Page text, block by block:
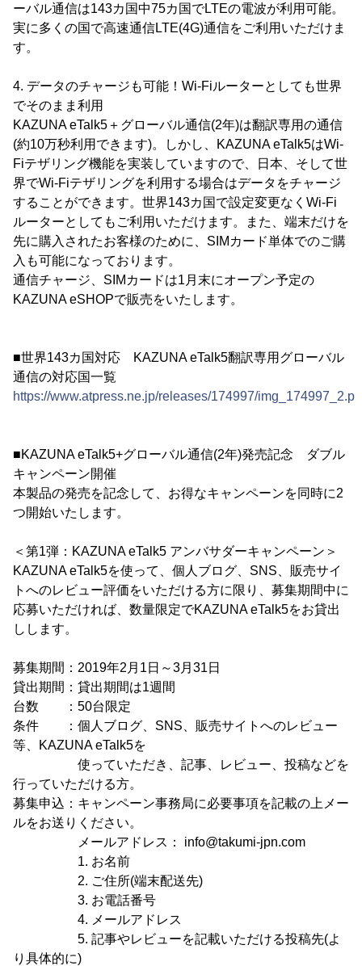
ーバル通信は143カ国中75カ国でLTEの電波が利用可能。
実に多くの国で高速通信LTE(4G)通信をご利用いただけま
す。
4. データのチャージも可能！Wi-Fiルーターとしても世界
でそのまま利用
KAZUNA eTalk5＋グローバル通信(2年)は翻訳専用の通信
(約10万秒利用できます)。しかし、KAZUNA eTalk5はWi-
Fiテザリング機能を実装していますので、日本、そして世
界でWi-Fiテザリングを利用する場合はデータをチャージ
することができます。世界143カ国で設定変更なくWi-Fi
ルーターとしてもご利用いただけます。また、端末だけを
先に購入されたお客様のために、SIMカード単体でのご購
入も可能になっております。
通信チャージ、SIMカードは1月末にオープン予定の
KAZUNA eSHOPで販売をいたします。
■世界143カ国対応 KAZUNA eTalk5翻訳専用グローバル
通信の対応国一覧
https://www.atpress.ne.jp/releases/174997/
■KAZUNA eTalk5+グローバル通信(2年)発売記念 ダブル
キャンペーン開催
本製品の発売を記念して、お得なキャンペーンを同時に2
つ開始いたします。
＜第1弾：KAZUNA eTalk5 アンバサダーキャンペーン＞
KAZUNA eTalk5を使って、個人ブログ、SNS、販売サイ
トへのレビュー評価をいただける方に限り、募集期間中に
応募いただければ、数量限定でKAZUNA eTalk5をお貸出
しします。
募集期間：2019年2月1日～3月31日
貸出期間：貸出期間は1週間
台数 ：50台限定
条件 ：個人ブログ、SNS、販売サイトへのレビュー
等、KAZUNA eTalk5を
使っていただき、記事、レビュー、投稿などを
行っていただける方。
募集申込：キャンペーン事務局に必要事項を記載の上メー
ルをお送りください。
メールアドレス： info@takumi-jpn.com
1. お名前
2. ご住所(端末配送先)
3. お電話番号
4. メールアドレス
5. 記事やレビューを記載いただける投稿先(よ
り具体的に)